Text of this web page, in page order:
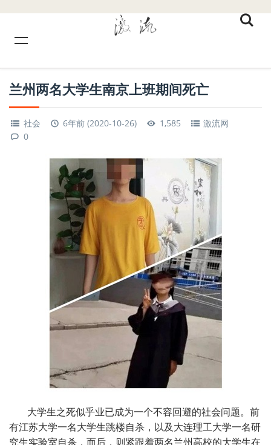
兰州两名大学生南京上班期间死亡
社会 6年前 (2020-10-26) 1,585
激流网
0
大学生之死似乎业已成为一个不容回避的社会问题。前
有江苏大学一名大学生跳楼自杀，以及大连理工大学一名研
究生实验室自杀，而后，则紧跟着两名兰州高校的大学生在